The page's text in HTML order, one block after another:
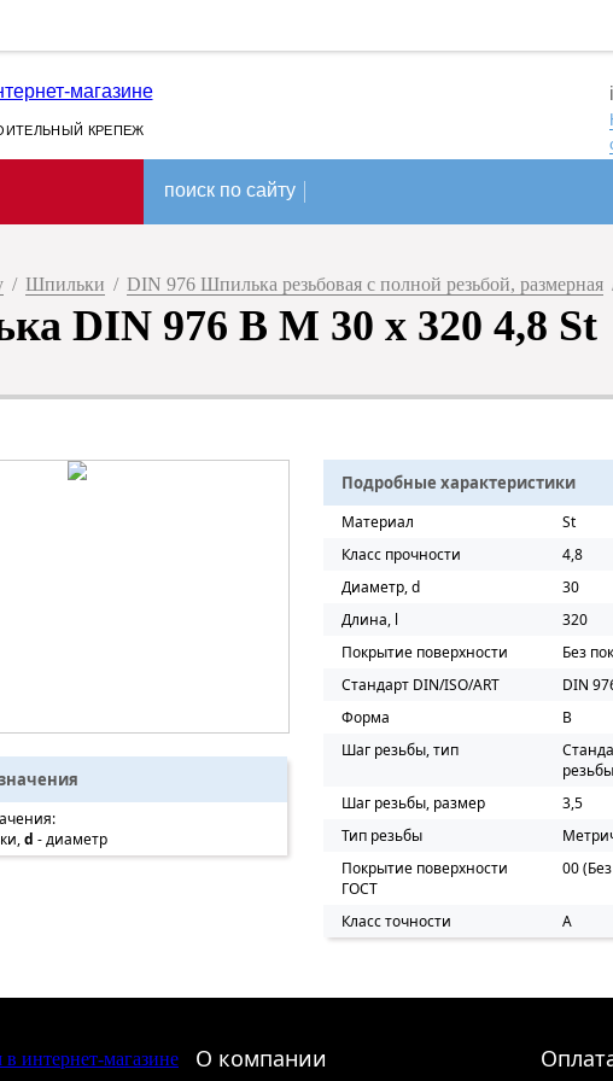
КРЕПЕЖ
поиск по сайту
/ Шпильки / DIN 976 Шпилька резьбовая с полной резьбой, размерная
DIN 976 B M 30 х 320 4,8 St
d - диаметр
Подробные характеристики
Материал
St
Класс прочности
4,8
Диаметр, d
30
Длина, l
320
Покрытие поверхности
Без
Стандарт DIN/ISO/ART
DIN
Форма
B
Шаг резьбы, тип
резьбы
Шаг резьбы, размер
3,5
Тип резьбы
Покрытие поверхности
ГОСТ
00
Класс точности A
О компании